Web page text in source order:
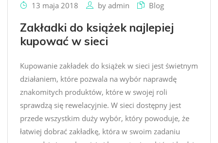
13 maja 2018 by admin Blog
Zakładki do książek najlepiej
kupować w sieci
Kupowanie zakładek do książek w sieci jest świetnym
działaniem, które pozwala na wybór naprawdę
znakomitych produktów, które w swojej roli
sprawdzą się rewelacyjnie. W sieci dostępny jest
przede wszystkim duży wybór, który powoduje, że
łatwiej dobrać zakładkę, która w swoim zadaniu